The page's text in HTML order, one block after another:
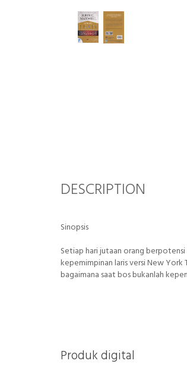
DESCRIPTION
Sinopsis
Setiap hari jutaan orang
kepemimpinan laris versi New York
bagaimana saat bos bukanlah
Produk digital